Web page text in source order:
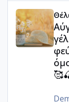
Αύγουστος